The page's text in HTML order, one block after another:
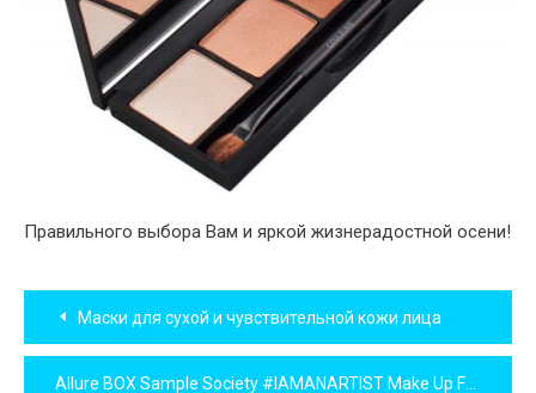
Правильного выбора Вам и яркой жизнерадостной осени!
Навигация
по
Маски для сухой и чувствительной кожи лица